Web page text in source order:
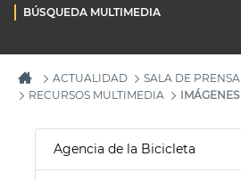
BÚSQUEDA MULTIMEDIA
ACTUALIDAD
SALA DE PRENSA
RECURSOS MULTIMEDIA
IMÁGENES
Agencia de la Bicicleta